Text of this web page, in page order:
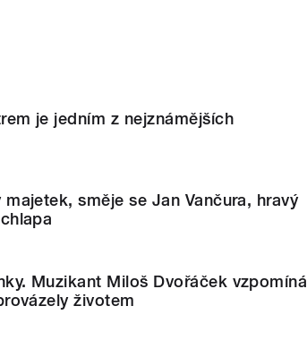
je jedním z nejznámějších
směje se Jan Vančura, hravý
Muzikant Miloš Dvořáček vzpomíná
životem